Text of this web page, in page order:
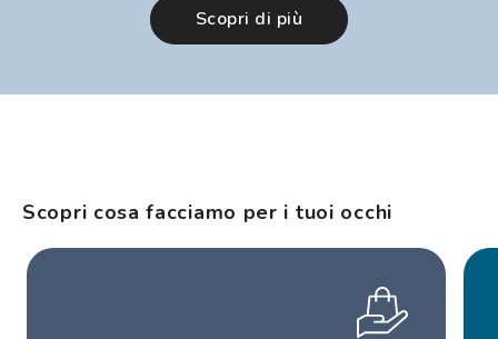
Scopri di più
Scopri cosa facciamo per i tuoi occhi